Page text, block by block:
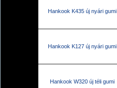
Hankook K435 új nyári gumi
Hankook K127 új nyári gumi
Hankook W320 új téli gumi